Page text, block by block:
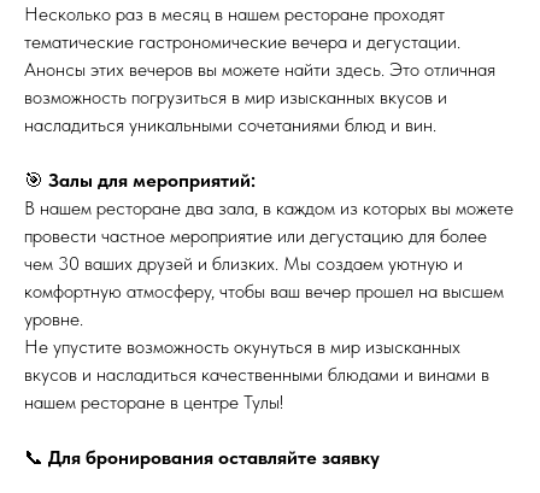
Несколько раз в месяц в нашем ресторане проходят
тематические гастрономические вечера и дегустации.
Анонсы этих вечеров вы можете найти здесь. Это отличная
возможность погрузиться в мир изысканных вкусов и
насладиться уникальными сочетаниями блюд и вин.
🎯 Залы для мероприятий:
В нашем ресторане два зала, в каждом из которых вы можете
провести частное мероприятие или дегустацию для более
чем 30 ваших друзей и близких. Мы создаем уютную и
комфортную атмосферу, чтобы ваш вечер прошел на высшем
уровне.
Не упустите возможность окунуться в мир изысканных
вкусов и насладиться качественными блюдами и винами в
нашем ресторане в центре Тулы!
📞 Для бронирования оставляйте заявку